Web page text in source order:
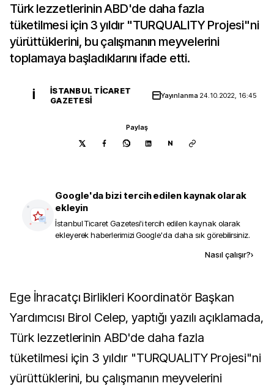
Türk lezzetlerinin ABD'de daha fazla
tüketilmesi için 3 yıldır "TURQUALITY Projesi"ni
yürüttüklerini, bu çalışmanın meyvelerini
toplamaya başladıklarını ifade etti.
İ
İSTANBUL TICARET
GAZETESI
Yayınlanma 24.10.2022, 16:45
Paylaş
N
Google'da bizi tercih edilen kaynak olarak
ekleyin
İstanbul Ticaret Gazetesi'i tercih edilen kaynak olarak
ekleyerek haberlerimizi Google'da daha sık görebilirsiniz.
Nasıl çalışır?›
Ege İhracatçı Birlikleri Koordinatör Başkan
Yardımcısı Birol Celep, yaptığı yazılı açıklamada,
Türk lezzetlerinin ABD'de daha fazla
tüketilmesi için 3 yıldır "TURQUALITY Projesi"ni
yürüttüklerini, bu çalışmanın meyvelerini